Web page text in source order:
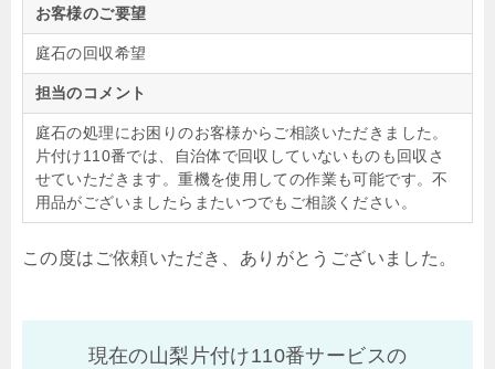
お客様のご要望
庭石の回収希望
担当のコメント
庭石の処理にお困りのお客様からご相談いただきました。
片付け110番では、自治体で回収していないものも回収さ
せていただきます。重機を使用しての作業も可能です。不
用品がございましたらまたいつでもご相談ください。
この度はご依頼いただき、ありがとうございました。
現在の山梨片付け110番サービスの